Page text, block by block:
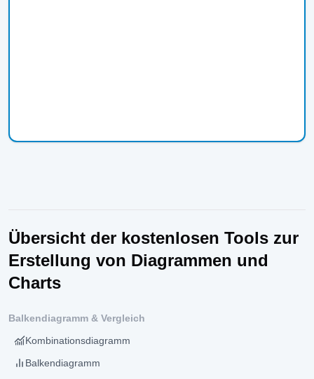
Übersicht der kostenlosen Tools zur
Erstellung von Diagrammen und
Charts
Balkendiagramm & Vergleich
Kombinationsdiagramm
Balkendiagramm